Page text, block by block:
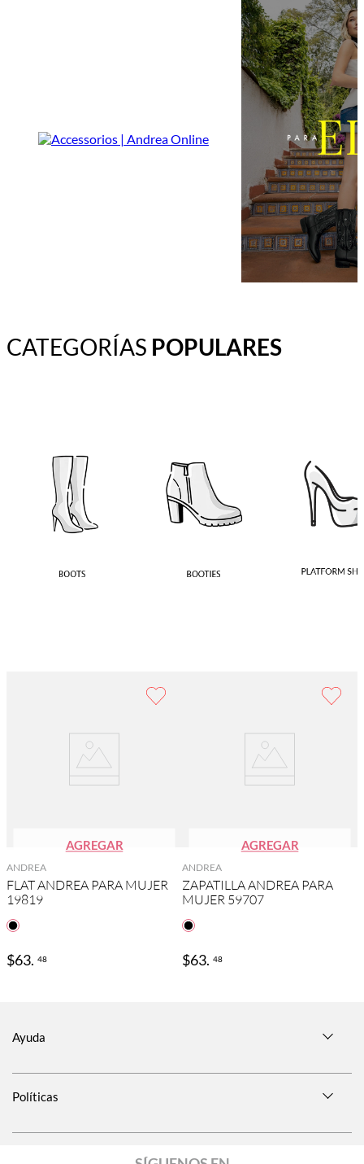
CATEGORÍAS POPULARES
AGREGAR
ANDREA
FLAT ANDREA PARA MUJER
19819
$63. 48
AGREGAR
ANDREA
ZAPATILLA ANDREA PARA
MUJER 59707
$63. 48
Ayuda
Políticas